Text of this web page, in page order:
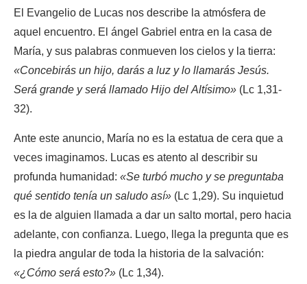
El Evangelio de Lucas nos describe la atmósfera de
aquel encuentro. El ángel Gabriel entra en la casa de
María, y sus palabras conmueven los cielos y la tierra:
«Concebirás un hijo, darás a luz y lo llamarás Jesús.
Será grande y será llamado Hijo del Altísimo»(Lc 1,31-
32).
Ante este anuncio, María no es la estatua de cera que a
veces imaginamos. Lucas es atento al describir su
profunda humanidad:«Se turbó mucho y se preguntaba
qué sentido tenía un saludo así»(Lc 1,29). Su inquietud
es la de alguien llamada a dar un salto mortal, pero hacia
adelante, con confianza. Luego, llega la pregunta que es
la piedra angular de toda la historia de la salvación:
«¿Cómo será esto?»(Lc 1,34).